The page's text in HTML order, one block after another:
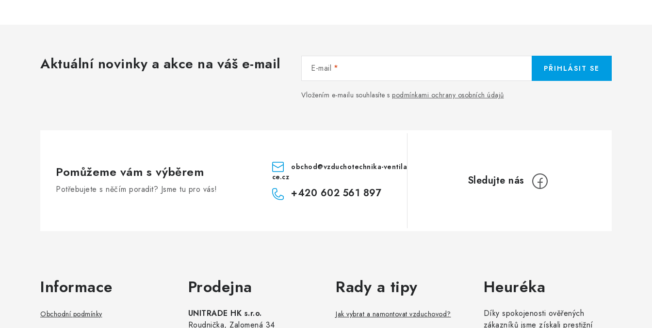
Aktuální novinky a akce na váš e-mail E-mail
Vložením e-mailu souhlasíte s podmínkami ochrany osobních údajů
PŘIHLÁSIT SE
Pomůžeme vám s výběrem
Potřebujete s něčím poradit? Jsme tu pro vás!
obchod@vzduchotechnika-ventila
ce.cz
+420 602 561 897
Informace
Obchodní podmínky
Prodejna
UNITRADE HK s.r.o.
Roudnička, Zalomená 34
Rady a tipy
Jak vybrat a namontovat vzduchovod?
Heuréka
Díky spokojenosti ověřených
zákazníků jsme získali prestižní